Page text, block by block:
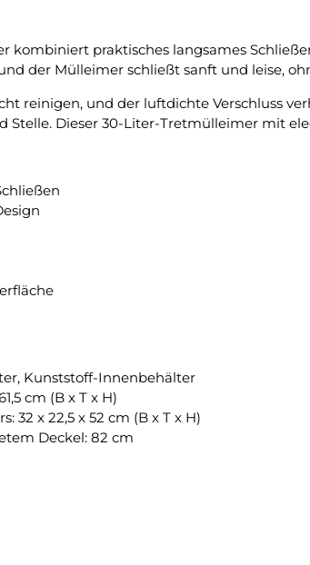
kombiniert praktisches langsames
der Mülleimer schließt sanft und leise,
reinigen, und der luftdichte Verschluss
Stelle. Dieser 30-Liter-Tretmülleimer mit
Kunststoff-Innenbehälter
cm (B x T x H)
32 x 22,5 x 52 cm (B x T x H)
Deckel: 82 cm